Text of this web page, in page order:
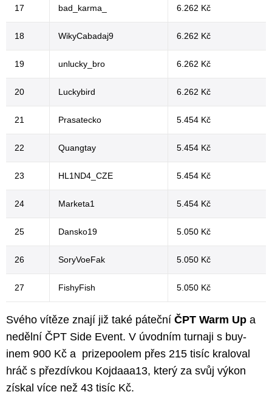
17 bad_karma_ 6.262 Kč
18 WikyCabadaj9 6.262 Kč
19 unlucky_bro 6.262 Kč
20 Luckybird 6.262 Kč
21 Prasatecko 5.454 Kč
22 Quangtay 5.454 Kč
23 HL1ND4_CZE 5.454 Kč
24 Marketa1 5.454 Kč
25 Dansko19 5.050 Kč
26 SoryVoeFak 5.050 Kč
27 FishyFish 5.050 Kč
Svého vítěze znají již také páteční ČPT Warm Up a
nedělní ČPT Side Event. V úvodním turnaji s buy-
inem 900 Kč a prizepoolem přes 215 tisíc kraloval
hráč s přezdívkou Kojdaaa13, který za svůj výkon
získal více než 43 tisíc Kč.